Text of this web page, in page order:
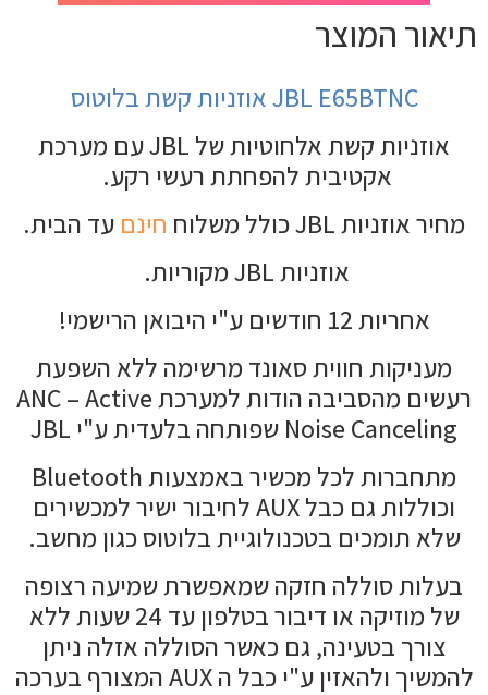
תיאור המוצר
JBL E65BTNC אוזניות קשת בלוטוס
אוזניות קשת אלחוטיות של JBL עם מערכת
אקטיבית להפחתת רעשי רקע.
מחיר אוזניות JBL כולל משלוח
חינם עד הבית.
אוזניות JBL מקוריות.
אחריות 12 חודשים ע"י היבואן הרישמי!
מעניקות חווית סאונד מרשימה ללא השפעת
רעשים מהסביבה הודות למערכת ANC – Active
Noise Canceling שפותחה בלעדית ע"י JBL
מתחברות לכל מכשיר באמצעות Bluetooth
וכוללות גם כבל AUX לחיבור ישיר למכשירים
שלא תומכים בטכנולוגיית בלוטוס כגון מחשב.
בעלות סוללה חזקה שמאפשרת שמיעה רצופה
של מוזיקה או דיבור בטלפון עד 24 שעות ללא
צורך בטעינה, גם כאשר הסוללה אזלה ניתן
להמשיך ולהאזין ע"י כבל ה AUX המצורף בערכה